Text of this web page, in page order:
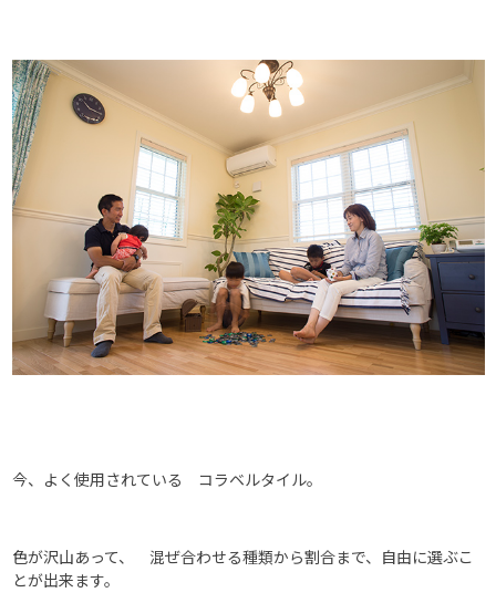
今、よく使用されている コラベルタイル。
色が沢山あって、 混ぜ合わせる種類から割合まで、自由に選ぶこ
とが出来ます。